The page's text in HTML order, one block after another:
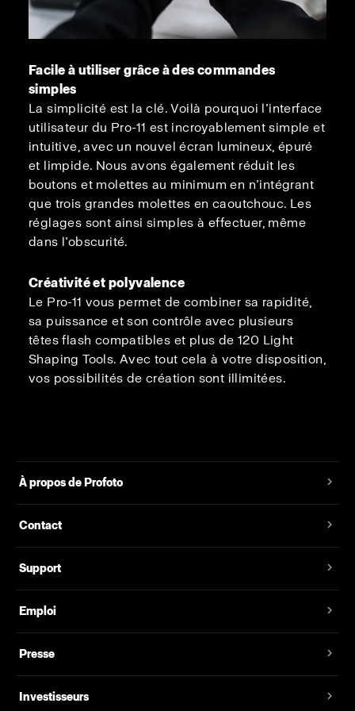
Facile à utiliser grâce à des commandes
simples
La simplicité est la clé. Voilà pourquoi l’interface
utilisateur du Pro-11 est incroyablement simple et
intuitive, avec un nouvel écran lumineux, épuré
et limpide. Nous avons également réduit les
boutons et molettes au minimum en n’intégrant
que trois grandes molettes en caoutchouc. Les
réglages sont ainsi simples à effectuer, même
dans l’obscurité.
Créativité et polyvalence
Le Pro-11 vous permet de combiner sa rapidité,
sa puissance et son contrôle avec plusieurs
têtes flash compatibles et plus de 120 Light
Shaping Tools. Avec tout cela à votre disposition,
vos possibilités de création sont illimitées.
À propos de Profoto
Contact
Support
Emploi
Presse
Investisseurs